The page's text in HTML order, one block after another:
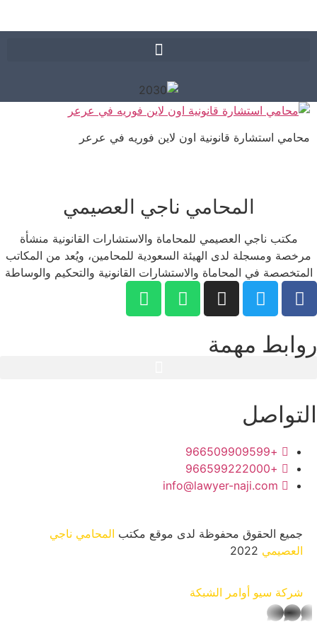
محامي استشارة قانونية اون لاين فوريه في عرعر
المحامي ناجي العصيمي
مكتب ناجي العصيمي للمحاماة والاستشارات القانونية منشأة
مرخصة ومسجلة لدى الهيئة السعودية للمحامين، ويُعد من المكاتب
المتخصصة في المحاماة والاستشارات القانونية والتحكيم والوساطة
روابط مهمة
التواصل
+966509909599
+966599222000
info@lawyer-naji.com
جميع الحقوق محفوظة لدى موقع مكتب المحامي ناجي
العصيمي
شركة سيو أوامر الشبكة
whatsapp